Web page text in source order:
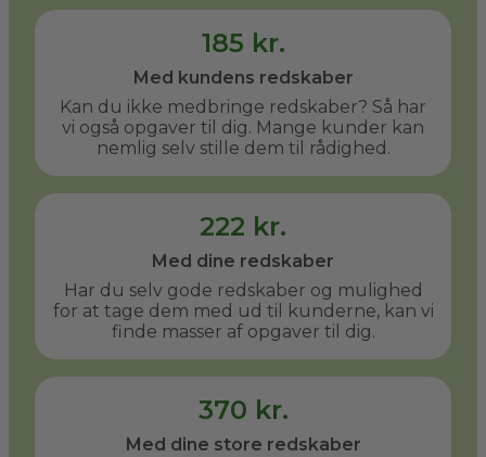
185 kr.
Med kundens redskaber
Kan du ikke medbringe redskaber? Så har
vi også opgaver til dig. Mange kunder kan
nemlig selv stille dem til rådighed.
222 kr.
Med dine redskaber
Har du selv gode redskaber og mulighed
for at tage dem med ud til kunderne, kan vi
finde masser af opgaver til dig.
370 kr.
Med dine store redskaber